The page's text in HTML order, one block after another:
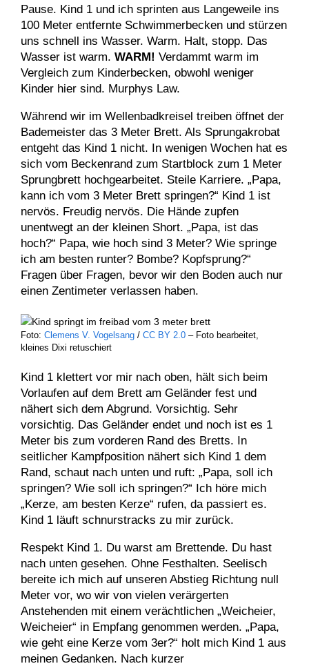
Pause. Kind 1 und ich sprinten aus Langeweile ins
100 Meter entfernte Schwimmerbecken und stürzen
uns schnell ins Wasser. Warm. Halt, stopp. Das
Wasser ist warm. WARM! Verdammt warm im
Vergleich zum Kinderbecken, obwohl weniger
Kinder hier sind. Murphys Law.
Während wir im Wellenbadkreisel treiben öffnet der
Bademeister das 3 Meter Brett. Als Sprungakrobat
entgeht das Kind 1 nicht. In wenigen Wochen hat es
sich vom Beckenrand zum Startblock zum 1 Meter
Sprungbrett hochgearbeitet. Steile Karriere. „Papa,
kann ich vom 3 Meter Brett springen?“ Kind 1 ist
nervös. Freudig nervös. Die Hände zupfen
unentwegt an der kleinen Short. „Papa, ist das
hoch?“ Papa, wie hoch sind 3 Meter? Wie springe
ich am besten runter? Bombe? Kopfsprung?“
Fragen über Fragen, bevor wir den Boden auch nur
einen Zentimeter verlassen haben.
Foto: Clemens V. Vogelsang / CC BY 2.0 – Foto bearbeitet,
kleines Dixi retuschiert
Kind 1 klettert vor mir nach oben, hält sich beim
Vorlaufen auf dem Brett am Geländer fest und
nähert sich dem Abgrund. Vorsichtig. Sehr
vorsichtig. Das Geländer endet und noch ist es 1
Meter bis zum vorderen Rand des Bretts. In
seitlicher Kampfposition nähert sich Kind 1 dem
Rand, schaut nach unten und ruft: „Papa, soll ich
springen? Wie soll ich springen?“ Ich höre mich
„Kerze, am besten Kerze“ rufen, da passiert es.
Kind 1 läuft schnurstracks zu mir zurück.
Respekt Kind 1. Du warst am Brettende. Du hast
nach unten gesehen. Ohne Festhalten. Seelisch
bereite ich mich auf unseren Abstieg Richtung null
Meter vor, wo wir von vielen verärgerten
Anstehenden mit einem verächtlichen „Weicheier,
Weicheier“ in Empfang genommen werden. „Papa,
wie geht eine Kerze vom 3er?“ holt mich Kind 1 aus
meinen Gedanken. Nach kurzer